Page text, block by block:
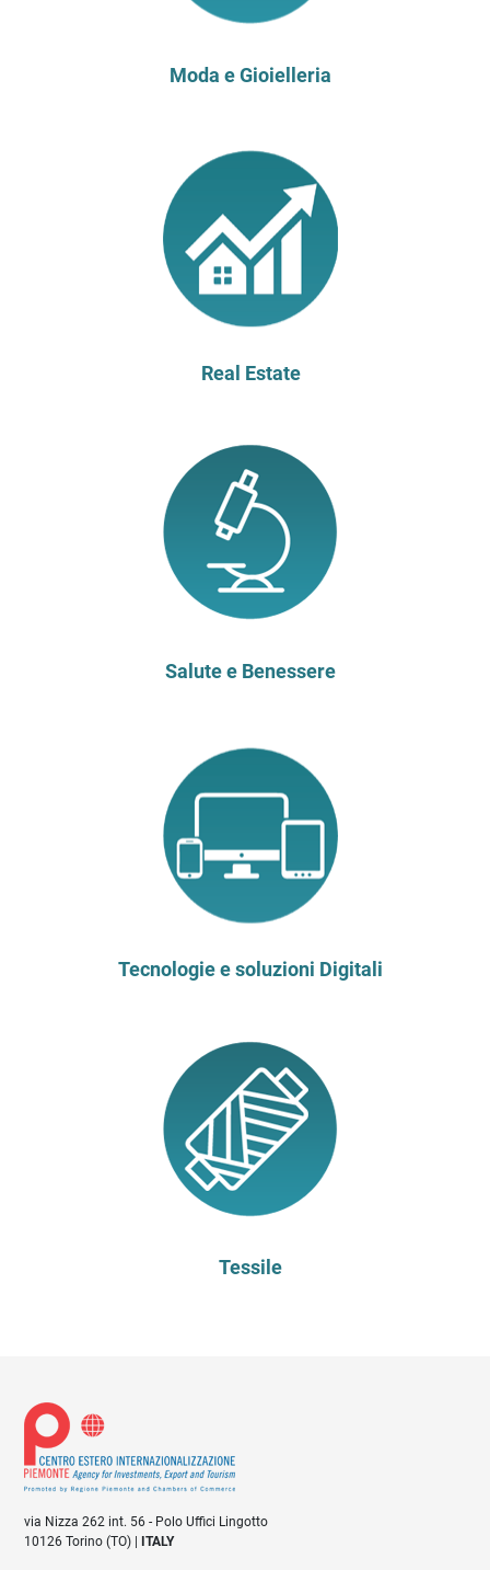
Moda e Gioielleria
Real Estate
Salute e Benessere
Tecnologie e soluzioni Digitali
Tessile
via Nizza 262 int. 56 - Polo Uffici Lingotto
10126 Torino (TO) |
ITALY